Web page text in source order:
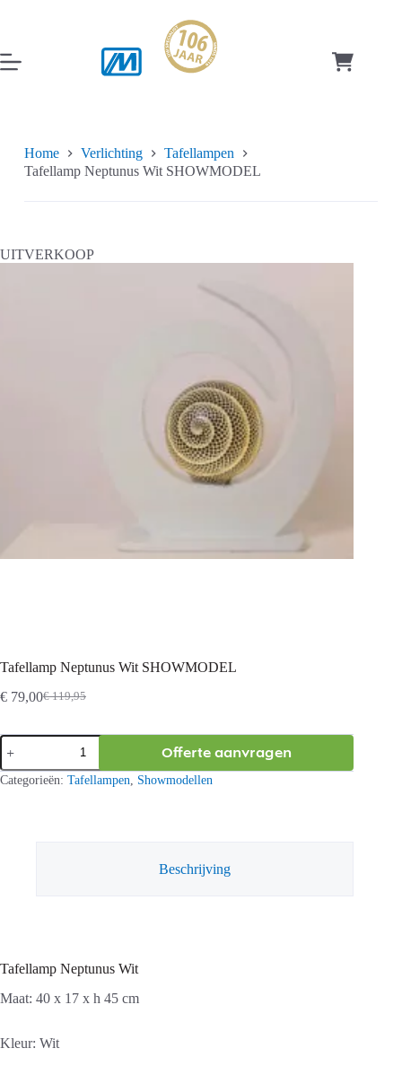
inhoud
Home Verlichting
Tafellampen
Tafellamp Neptunus Wit SHOWMODEL
UITVERKOOP
Tafellamp Neptunus Wit SHOWMODEL
€119,95
Oorspronkelijke
was:
€ 119,95.
€ 79,00Huidige
is:
€ 79,00.
Tafellamp
Neptunus
Wit
SHOWMODEL
Offerte aanvragen
Categorieën: Tafellampen Showmodellen
Beschrijving
Tafellamp Neptunus Wit
Maat: 40 x 17 x h 45 cm
Kleur: Wit